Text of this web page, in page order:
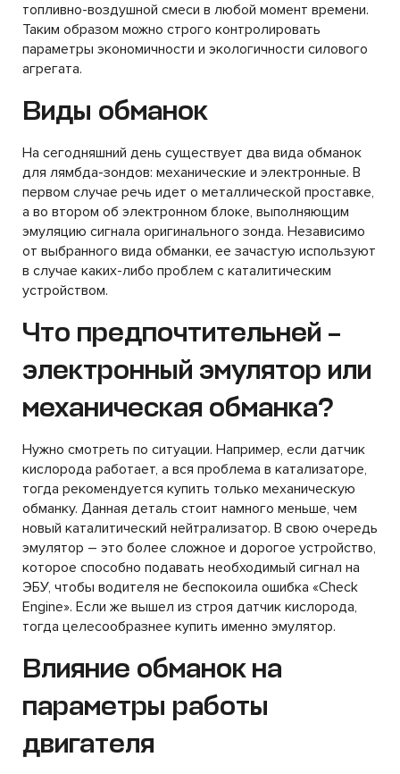
топливно-воздушной смеси в любой момент времени.
Таким образом можно строго контролировать
параметры экономичности и экологичности силового
агрегата.
Виды обманок
На сегодняшний день существует два вида обманок
для лямбда-зондов: механические и электронные. В
первом случае речь идет о металлической проставке,
а во втором об электронном блоке, выполняющим
эмуляцию сигнала оригинального зонда. Независимо
от выбранного вида обманки, ее зачастую используют
в случае каких-либо проблем с каталитическим
устройством.
Что предпочтительней –
электронный эмулятор или
механическая обманка?
Нужно смотреть по ситуации. Например, если датчик
кислорода работает, а вся проблема в катализаторе,
тогда рекомендуется купить только механическую
обманку. Данная деталь стоит намного меньше, чем
новый каталитический нейтрализатор. В свою очередь
эмулятор – это более сложное и дорогое устройство,
которое способно подавать необходимый сигнал на
ЭБУ, чтобы водителя не беспокоила ошибка «Check
Engine». Если же вышел из строя датчик кислорода,
тогда целесообразнее купить именно эмулятор.
Влияние обманок на
параметры работы
двигателя